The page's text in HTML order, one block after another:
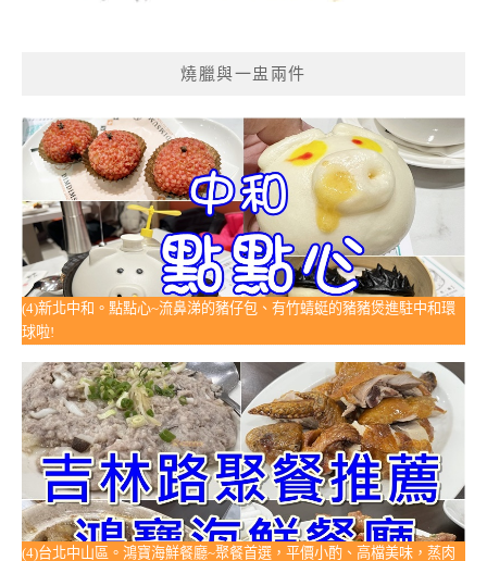
燒臘與一盅兩件
(4)新北中和。點點心~流鼻涕的豬仔包、有竹蜻蜓的豬豬煲進駐中和環
球啦!
(4)台北中山區。鴻寶海鮮餐廳~聚餐首選，平價小酌、高檔美味，蒸肉